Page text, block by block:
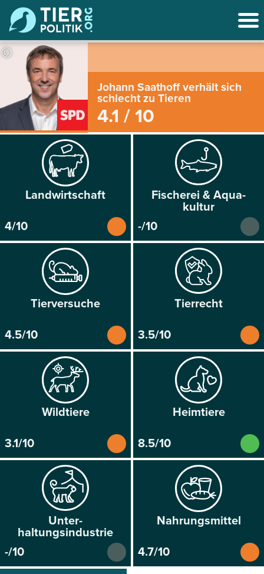
©
Johann Saathoff verhält sich
schlecht zu Tieren
4.1 / 10
Land­wirtschaft
4/10
Fischerei & Aqua­
kultur
-/10
Tier­versuche
4.5/10
Tier­recht
3.5/10
Wild­tiere
3.1/10
Heim­tiere
8.5/10
Unter­
haltungsindustrie
-/10
Nahrungs­mittel
4.7/10